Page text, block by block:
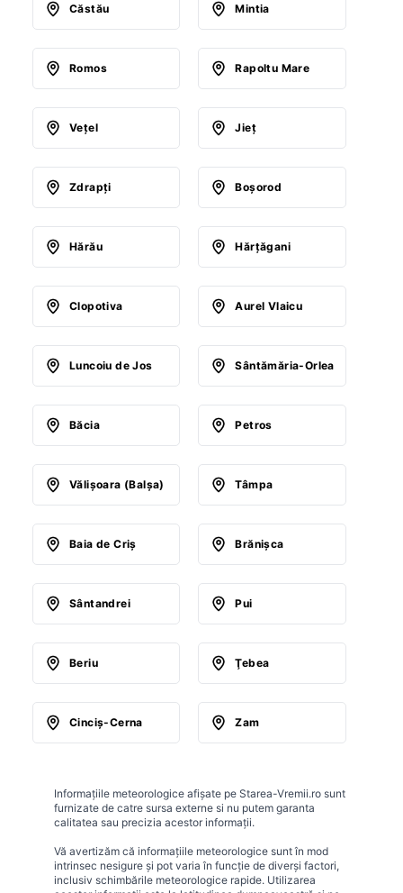
Căstău Mintia
Romos Rapoltu Mare
Veţel Jieţ
Zdrapţi Boşorod
Hărău Hărţăgani
Clopotiva Aurel Vlaicu
Luncoiu de Jos Sântămăria-Orlea
Băcia Petros
Vălişoara (Balşa) Tâmpa
Baia de Criş Brănişca
Sântandrei Pui
Beriu Ţebea
Cinciş-Cerna Zam
Informațiile meteorologice afișate pe Starea-Vremii.ro sunt
furnizate de catre sursa externe si nu putem garanta
calitatea sau precizia acestor informații.
Vă avertizăm că informațiile meteorologice sunt în mod
intrinsec nesigure și pot varia în funcție de diverși factori,
inclusiv schimbările meteorologice rapide. Utilizarea